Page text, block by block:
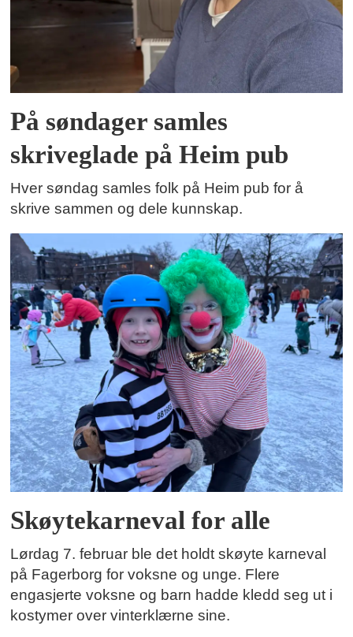
På søndager samles
skriveglade på Heim pub
Hver søndag samles folk på Heim pub for å
skrive sammen og dele kunnskap.
Skøytekarneval for alle
Lørdag 7. februar ble det holdt skøyte karneval
på Fagerborg for voksne og unge. Flere
engasjerte voksne og barn hadde kledd seg ut i
kostymer over vinterklærne sine.